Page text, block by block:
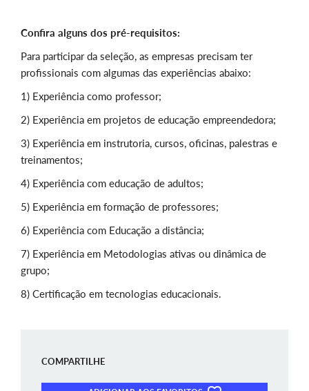
Confira alguns dos pré-requisitos:
Para participar da seleção, as empresas precisam ter
profissionais com algumas das experiências abaixo:
1) Experiência como professor;
2) Experiência em projetos de educação empreendedora;
3) Experiência em instrutoria, cursos, oficinas, palestras e
treinamentos;
4) Experiência com educação de adultos;
5) Experiência em formação de professores;
6) Experiência com Educação a distância;
7) Experiência em Metodologias ativas ou dinâmica de
grupo;
8) Certificação em tecnologias educacionais.
COMPARTILHE